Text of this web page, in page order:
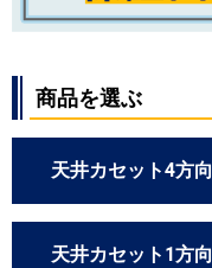
商品を選ぶ
天井カセット4方向
天井カセット1方向